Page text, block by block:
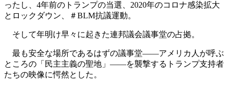
ったし、4年前のトランプの当選、2020年のコロナ感染拡大
とロックダウン、＃BLM抗議運動。
そして年明け早々に起きた連邦議会議事堂の占拠。
最も安全な場所であるはずの議事堂――アメリカ人が呼ぶ
ところの「民主主義の聖地」――を襲撃するトランプ支持者
たちの映像に愕然とした。